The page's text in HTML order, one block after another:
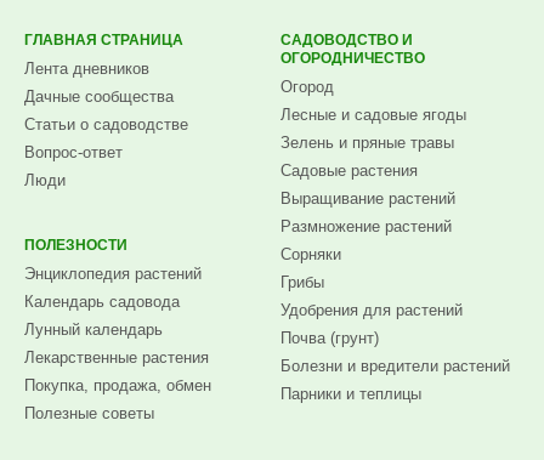
ГЛАВНАЯ СТРАНИЦА
Лента дневников
Дачные сообщества
Статьи о садоводстве
Вопрос-ответ
Люди
ПОЛЕЗНОСТИ
Энциклопедия растений
Календарь садовода
Лунный календарь
Лекарственные растения
Покупка, продажа, обмен
Полезные советы
САДОВОДСТВО И
ОГОРОДНИЧЕСТВО
Огород
Лесные и садовые ягоды
Зелень и пряные травы
Садовые растения
Выращивание растений
Размножение растений
Сорняки
Грибы
Удобрения для растений
Почва (грунт)
Болезни и вредители растений
Парники и теплицы